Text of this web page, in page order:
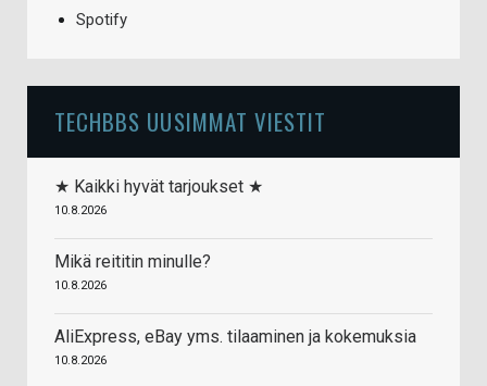
Spotify
TECHBBS UUSIMMAT VIESTIT
★ Kaikki hyvät tarjoukset ★
10.8.2026
Mikä reititin minulle?
10.8.2026
AliExpress, eBay yms. tilaaminen ja kokemuksia
10.8.2026